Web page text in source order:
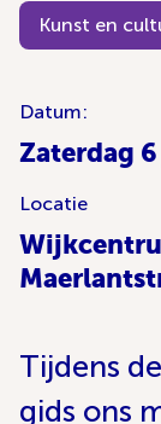
Kunst en
Datum:
Zaterdag
Locatie
Tijdens
gids ons